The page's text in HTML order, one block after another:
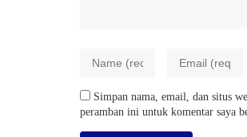
Simpan nama, email, dan situs
peramban ini untuk komentar saya